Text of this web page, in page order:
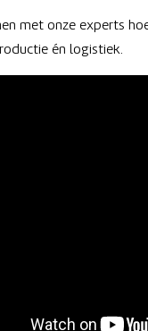
met onze experts
én logistiek.